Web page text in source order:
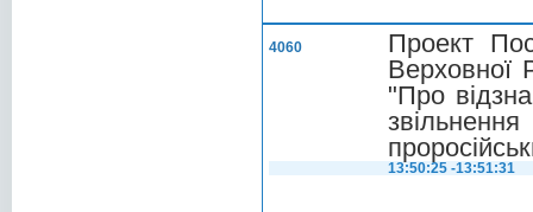
4060
Проект
Верховної
"Про
13:50:25 -13:51:31